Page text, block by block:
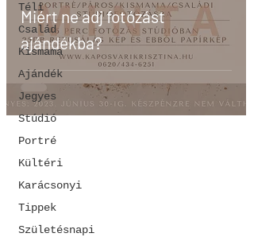
Téli
Család
Kismama
Ajándék
Jegyes
Stúdió
Portré
Kültéri
Karácsonyi
Tippek
Születésnapi
Miért ne adj fotózást
ajándékba?